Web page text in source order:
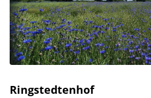
Ringstedtenhof